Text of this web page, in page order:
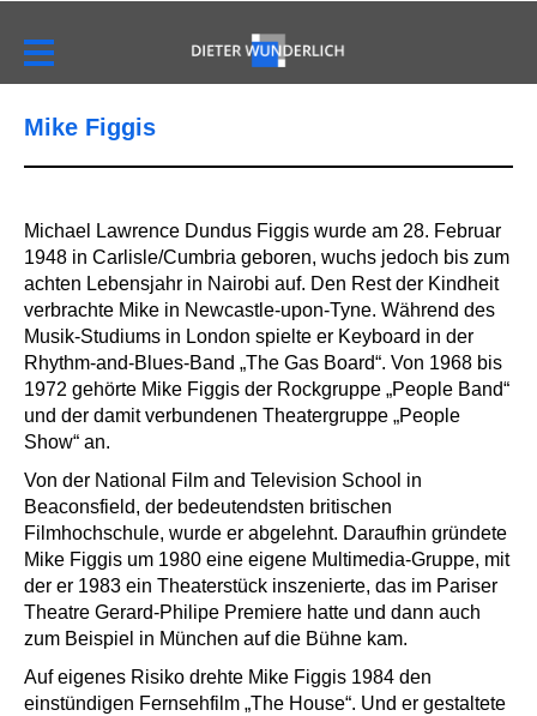
Mike Figgis
Michael Lawrence Dundus Figgis wurde am 28. Februar
1948 in Carlisle/Cumbria geboren, wuchs jedoch bis zum
achten Lebensjahr in Nairobi auf. Den Rest der Kindheit
verbrachte Mike in Newcastle-upon-Tyne. Während des
Musik-Studiums in London spielte er Keyboard in der
Rhythm-and-Blues-Band „The Gas Board“. Von 1968 bis
1972 gehörte Mike Figgis der Rockgruppe „People Band“
und der damit verbundenen Theatergruppe „People
Show“ an.
Von der National Film and Television School in
Beaconsfield, der bedeutendsten britischen
Filmhochschule, wurde er abgelehnt. Daraufhin gründete
Mike Figgis um 1980 eine eigene Multimedia-Gruppe, mit
der er 1983 ein Theaterstück inszenierte, das im Pariser
Theatre Gerard-Philipe Premiere hatte und dann auch
zum Beispiel in München auf die Bühne kam.
Auf eigenes Risiko drehte Mike Figgis 1984 den
einstündigen Fernsehfilm „The House“. Und er gestaltete